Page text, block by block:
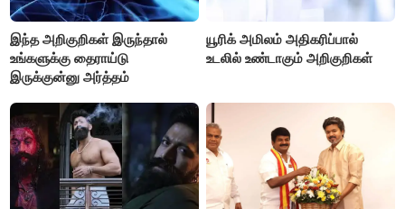
இந்த அறிகுறிகள் இருந்தால்
உங்களுக்கு தைராய்டு
இருக்குன்னு அர்த்தம்
யூரிக் அமிலம் அதிகரிப்பால்
உடலில் உண்டாகும் அறிகுறிகள்